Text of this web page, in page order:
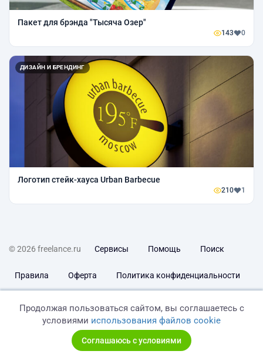
Пакет для брэнда "Тысяча Озер"
143 0
ДИЗАЙН И БРЕНДИНГ
Логотип стейк-хауса Urban Barbecue
210 1
© 2026 freelance.ru Сервисы Помощь Поиск
Правила Оферта Политика конфиденциальности
Продолжая пользоваться сайтом, вы соглашаетесь с
условиями использования файлов cookie
Соглашаюсь с условиями